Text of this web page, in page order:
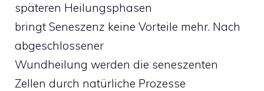
späteren Heilungsphasen
bringt Seneszenz keine Vorteile mehr. Nach
abgeschlossener
Wundheilung werden die seneszenten
Zellen durch natürliche Prozesse